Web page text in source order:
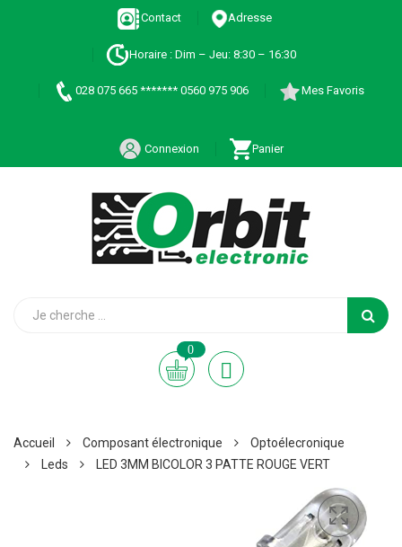
Contact Adresse
Horaire : Dim – Jeu: 8:30 – 16:30
028 075 665 ******* 0560 975 906 Mes Favoris
Connexion Panier
0
Accueil Composant électronique
Optoélecronique
Leds
LED 3MM BICOLOR 3 PATTE ROUGE VERT